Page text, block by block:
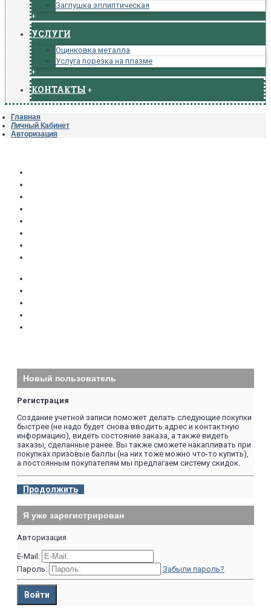
Заглушка эллиптическая
+
УСЛУГИ
Оцинковка металла
Услуга порезка на плазме
+
КОНТАКТЫ +
Главная
Личный Кабинет
Авторизация
Новый пользователь
Регистрация
Создание учетной записи поможет делать следующие покупки
быстрее (не надо будет снова вводить адрес и контактную
информацию), видеть состояние заказа, а также видеть
заказы, сделанные ранее. Вы также сможете накапливать при
покупках призовые баллы (на них тоже можно что-то купить),
а постоянным покупателям мы предлагаем систему скидок.
Продолжить
Я уже зарегистрирован
Авторизация
E-Mail:
Пароль:
Забыли пароль?